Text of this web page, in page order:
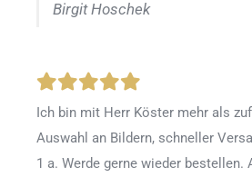
Birgit Hoschek
Ich bin mit Herr Köster mehr als
Auswahl an Bildern, schneller
1 a. Werde gerne wieder bestellen.